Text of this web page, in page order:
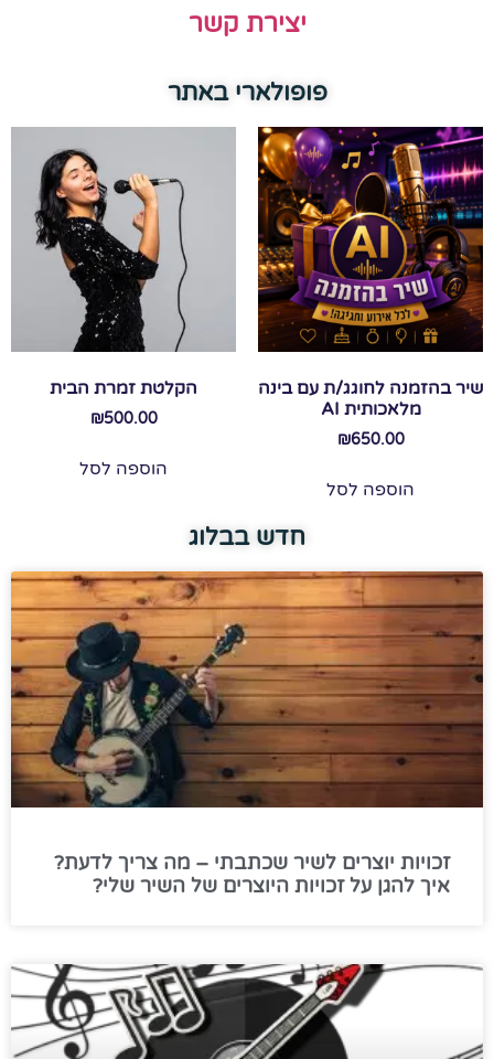
יצירת קשר
פופולארי באתר
שיר בהזמנה לחוגג/ת עם בינה
מלאכותית AI
₪650.00
הוספה לסל
הקלטת זמרת הבית
₪500.00
הוספה לסל
חדש בבלוג
זכויות יוצרים לשיר שכתבתי – מה צריך לדעת?
איך להגן על זכויות היוצרים של השיר שלי?